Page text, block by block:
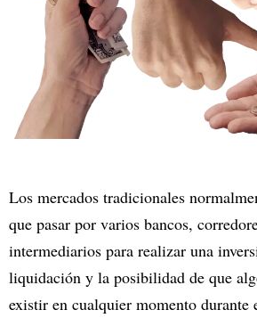
Los mercados tradicionales
que pasar por varios bancos,
intermediarios para realizar una
liquidación y la posibilidad de que
existir en cualquier momento durante